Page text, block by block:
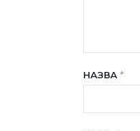
НАЗВА *